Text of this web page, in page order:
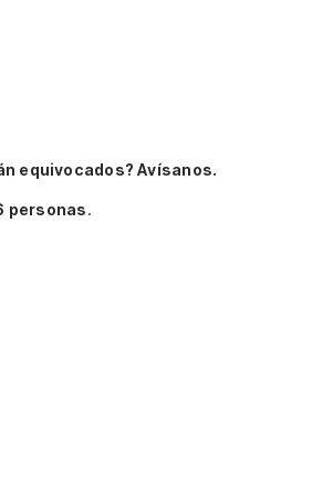
equivocados? Avísanos.
personas.